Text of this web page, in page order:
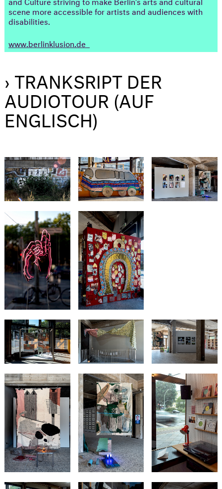
scene more accessible for artists and audiences with
disabilities.
www.berlinklusion.de
› TRANKSRIPT DER
AUDIOTOUR (AUF
ENGLISCH)